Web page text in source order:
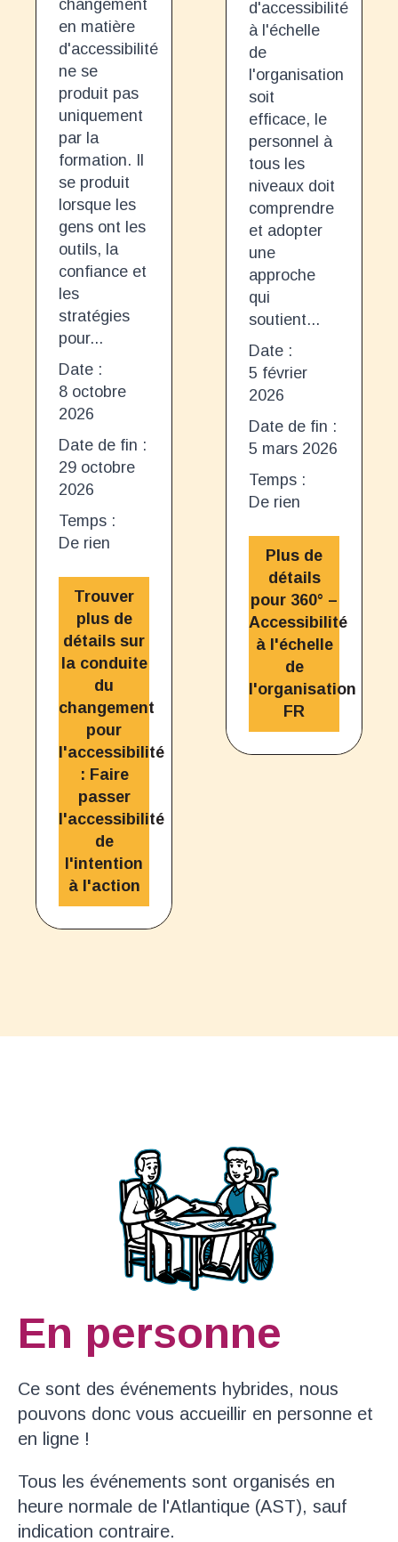
changement
en matière
d'accessibilité
ne se
produit pas
uniquement
par la
formation. Il
se produit
lorsque les
gens ont les
outils, la
confiance et
les
stratégies
pour...
Date :
8 octobre
2026
Date de fin :
29 octobre
2026
Temps :
De rien
Trouver
plus de
détails sur
la conduite
du
changement
pour
l'accessibilité
: Faire
passer
l'accessibilité
de
l'intention
à l'action
d'accessibilité
à l'échelle
de
l'organisation
soit
efficace, le
personnel à
tous les
niveaux doit
comprendre
et adopter
une
approche
qui
soutient...
Date :
5 février
2026
Date de fin :
5 mars 2026
Temps :
De rien
Plus de
détails
pour 360° –
Accessibilité
à l'échelle
de
l'organisation
FR
En personne
Ce sont des événements hybrides, nous
pouvons donc vous accueillir en personne et
en ligne !
Tous les événements sont organisés en
heure normale de l'Atlantique (AST), sauf
indication contraire.